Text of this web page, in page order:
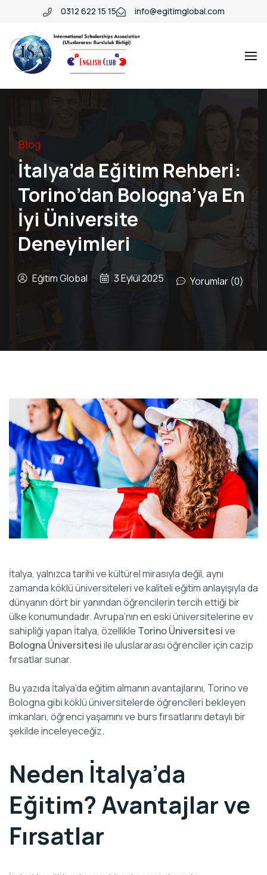
0312 622 15 15 info@egitimglobal.com
Blog
İtalya’da Eğitim Rehberi:
Torino’dan Bologna’ya En
İyi Üniversite
Deneyimleri
Eğitim Global 3 Eylül 2025 Yorumlar (0)
İtalya, yalnızca tarihi ve kültürel mirasıyla değil, aynı
zamanda köklü üniversiteleri ve kaliteli eğitim anlayışıyla da
dünyanın dört bir yanından öğrencilerin tercih ettiği bir
ülke konumundadır. Avrupa’nın en eski üniversitelerine ev
sahipliği yapan İtalya, özellikle Torino Üniversitesive
Bologna Üniversitesiile uluslararası öğrenciler için cazip
fırsatlar sunar.
Bu yazıda İtalya’da eğitim almanın avantajlarını, Torino ve
Bologna gibi köklü üniversitelerde öğrencileri bekleyen
imkanları, öğrenci yaşamını ve burs fırsatlarını detaylı bir
şekilde inceleyeceğiz.
Neden İtalya’da
Eğitim? Avantajlar ve
Fırsatlar